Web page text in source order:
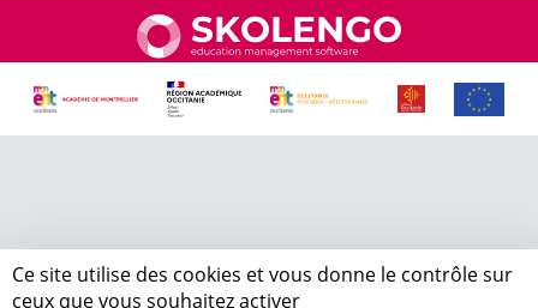
Ce site utilise des cookies et vous donne le contrôle sur
ceux que vous souhaitez activer